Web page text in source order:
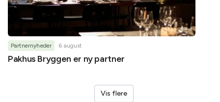
Partnernyheder 6 august
Pakhus Bryggen er ny partner
Vis flere